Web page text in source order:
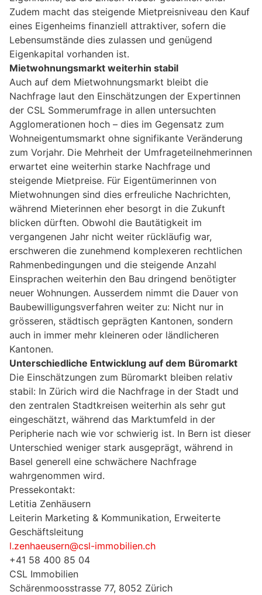
Zudem macht das steigende Mietpreisniveau den Kauf
eines Eigenheims finanziell attraktiver, sofern die
Lebensumstände dies zulassen und genügend
Eigenkapital vorhanden ist.
Mietwohnungsmarkt weiterhin stabil
Auch auf dem Mietwohnungsmarkt bleibt die
Nachfrage laut den Einschätzungen der Expertinnen
der CSL Sommerumfrage in allen untersuchten
Agglomerationen hoch – dies im Gegensatz zum
Wohneigentumsmarkt ohne signifikante Veränderung
zum Vorjahr. Die Mehrheit der Umfrageteilnehmerinnen
erwartet eine weiterhin starke Nachfrage und
steigende Mietpreise. Für Eigentümerinnen von
Mietwohnungen sind dies erfreuliche Nachrichten,
während Mieterinnen eher besorgt in die Zukunft
blicken dürften. Obwohl die Bautätigkeit im
vergangenen Jahr nicht weiter rückläufig war,
erschweren die zunehmend komplexeren rechtlichen
Rahmenbedingungen und die steigende Anzahl
Einsprachen weiterhin den Bau dringend benötigter
neuer Wohnungen. Ausserdem nimmt die Dauer von
Baubewilligungsverfahren weiter zu: Nicht nur in
grösseren, städtisch geprägten Kantonen, sondern
auch in immer mehr kleineren oder ländlicheren
Kantonen.
Unterschiedliche Entwicklung auf dem Büromarkt
Die Einschätzungen zum Büromarkt bleiben relativ
stabil: In Zürich wird die Nachfrage in der Stadt und
den zentralen Stadtkreisen weiterhin als sehr gut
eingeschätzt, während das Marktumfeld in der
Peripherie nach wie vor schwierig ist. In Bern ist dieser
Unterschied weniger stark ausgeprägt, während in
Basel generell eine schwächere Nachfrage
wahrgenommen wird.
Pressekontakt:
Letitia Zenhäusern
Leiterin Marketing & Kommunikation, Erweiterte
Geschäftsleitung
l.zenhaeusern@csl-immobilien.ch
+41 58 400 85 04
CSL Immobilien
Schärenmoosstrasse 77, 8052 Zürich